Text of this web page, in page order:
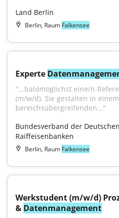
Land Berlin
Berlin, Raum Falkensee
Experte
"...baldmöglichst eine/n
(m/w/d). Sie gestalten in einem
bereichsübergreifenden..."
Bundesverband der
Raiffeisenbanken
Berlin, Raum Falkensee
Werkstudent (m/w/d)
& Datenmanagement